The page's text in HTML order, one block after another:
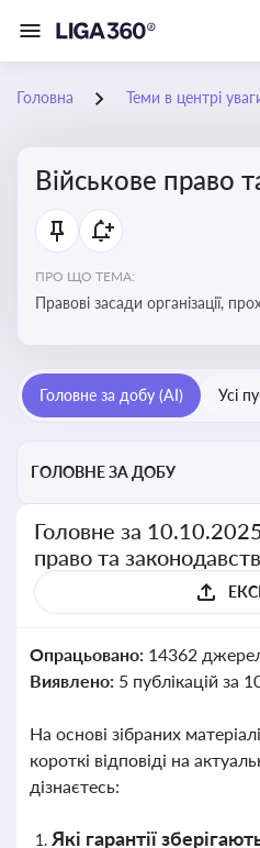
Головна Теми в центрі
Військове право
ПРО ЩО ТЕМА:
Правові засади організації,
військовослужбовців у воєнний
Головне за добу (AI) Усі
ГОЛОВНЕ ЗА ДОБУ
Головне за
право та
Опрацьовано: 14362
Виявлено: 5 публікацій за
На основі зібраних
короткі відповіді на
дізнаєтесь:
Які гарантії